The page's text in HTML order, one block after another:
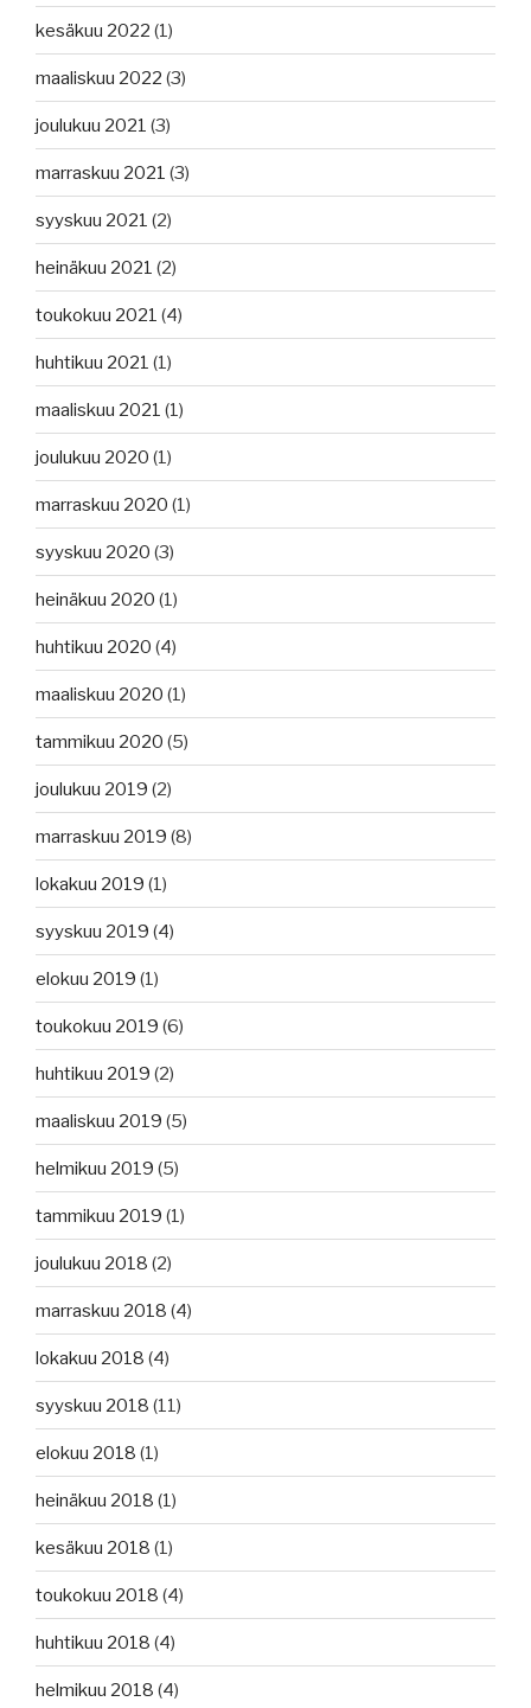
kesäkuu 2022 (1)
maaliskuu 2022 (3)
joulukuu 2021 (3)
marraskuu 2021 (3)
syyskuu 2021 (2)
heinäkuu 2021 (2)
toukokuu 2021 (4)
huhtikuu 2021 (1)
maaliskuu 2021 (1)
joulukuu 2020 (1)
marraskuu 2020 (1)
syyskuu 2020 (3)
heinäkuu 2020 (1)
huhtikuu 2020 (4)
maaliskuu 2020 (1)
tammikuu 2020 (5)
joulukuu 2019 (2)
marraskuu 2019 (8)
lokakuu 2019 (1)
syyskuu 2019 (4)
elokuu 2019 (1)
toukokuu 2019 (6)
huhtikuu 2019 (2)
maaliskuu 2019 (5)
helmikuu 2019 (5)
tammikuu 2019 (1)
joulukuu 2018 (2)
marraskuu 2018 (4)
lokakuu 2018 (4)
syyskuu 2018 (11)
elokuu 2018 (1)
heinäkuu 2018 (1)
kesäkuu 2018 (1)
toukokuu 2018 (4)
huhtikuu 2018 (4)
helmikuu 2018 (4)